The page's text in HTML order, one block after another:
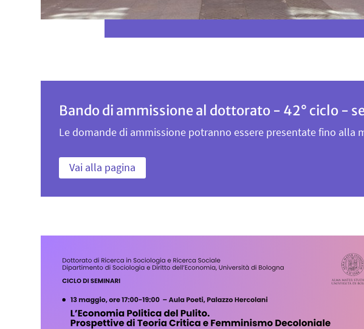
Bando di ammissione al dottorato - 42° ciclo -
Le domande di ammissione potranno essere presentate fino alla
Vai alla pagina